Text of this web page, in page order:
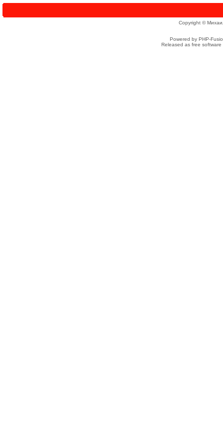
Copyright ©
Powered by PHP-
Released as free